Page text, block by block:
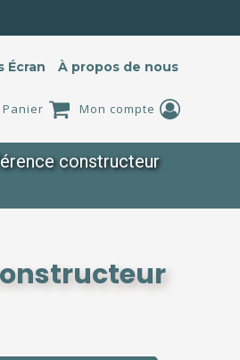
Écran À propos de nous
Panier Mon compte
constructeur